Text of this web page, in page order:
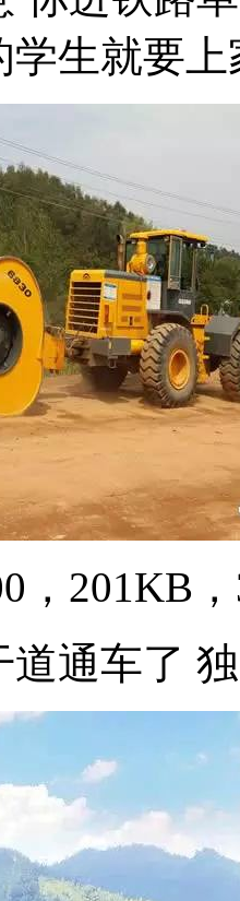
学生就要
，201KB
道通车了